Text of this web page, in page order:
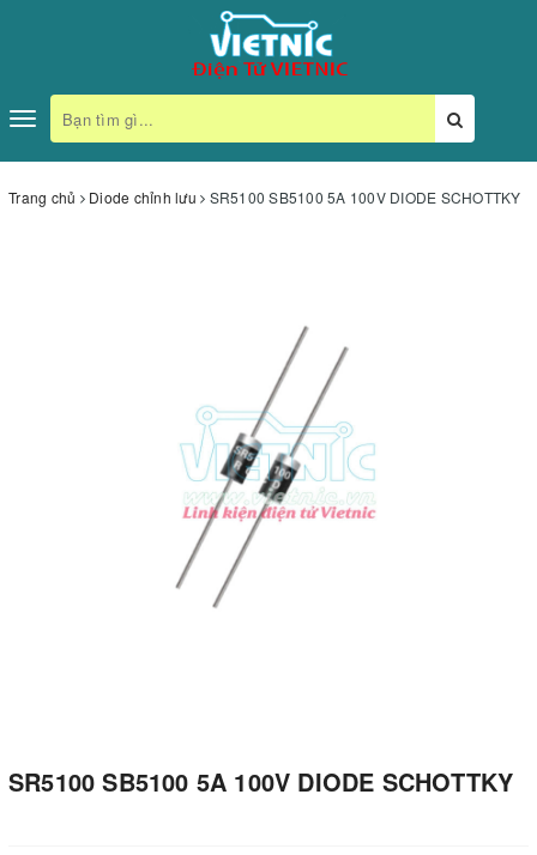
Toggle
navigation
Trang chủ Diode chỉnh lưu SR5100 SB5100 5A 100V DIODE SCHOTTKY
SR5100 SB5100 5A 100V DIODE SCHOTTKY